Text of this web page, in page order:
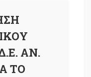
ΑΝ.
ΤΟ